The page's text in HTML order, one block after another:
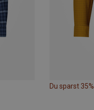
Du sparst 35%